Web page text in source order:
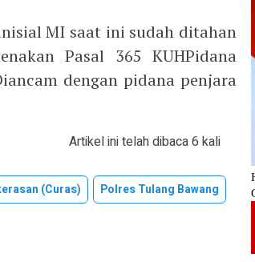
MI saat ini sudah ditahan
Pasal 365 KUHPidana
dengan pidana penjara
Artikel ini telah dibaca 6 kali
(Curas)
Polres Tulang Bawang